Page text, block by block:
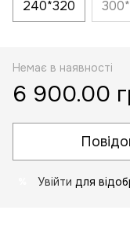
240*320
Немає в наявності
6 900.00
Увійти для